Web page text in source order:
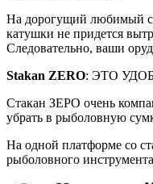
На дорогущий любимый
катушки не придется
Следовательно, ваши
Stakan ZERO: ЭТО
Стакан ЗЕРО очень
убрать в рыболовную
На одной платформе со
рыболовного